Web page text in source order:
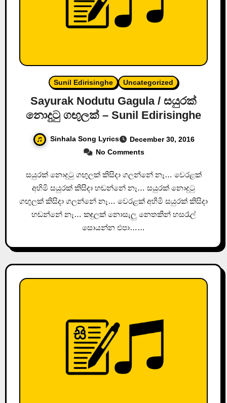
Sunil Edirisinghe Uncategorized
Sayurak Nodutu Gagula / සයුරක්
නොදු‍ටු ගඟුලක් – Sunil Edirisinghe
Sinhala Song Lyrics
December 30, 2016
No Comments
සයුරක් නොදු‍ටු ගඟුලක් කිසිදා ගලන්නේ නෑ… වෙරළක්
අහිමි සයුරක් කිසිදා හඬන්නේ නෑ… සයුරක් නොදු‍ටු
ගඟුලක් කිසිදා ගලන්නේ නෑ… වෙරළක් අහිමි සයුරක් කිසිදා
හඬන්නේ නෑ… කඳුලක් නොසැලු නෙතකින් හස‍රැල්
සොයන්න එපා……